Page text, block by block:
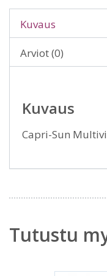
Kuvaus
Arviot (0)
Kuvaus
Capri-Sun
Tutustu